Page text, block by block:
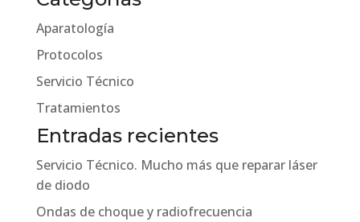
Aparatología
Protocolos
Servicio Técnico
Tratamientos
Entradas recientes
Servicio Técnico. Mucho más que reparar láser
de diodo
Ondas de choque y radiofrecuencia